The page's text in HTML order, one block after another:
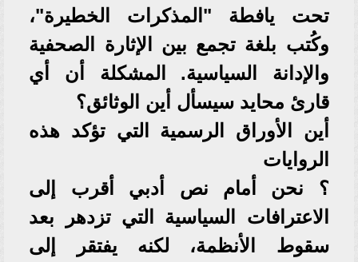
تحت يافطة "المذكرات الخطيرة"،
وكُتب بلغة تجمع بين الإثارة الصحفية
والإدانة السياسية. المشكلة أن أي
قارئ محايد سيسأل أين الوثائق؟
أين الأوراق الرسمية التي تؤكد هذه
الروايات
؟ نحن أمام نص أدبي أقرب إلى
الاعترافات السياسية التي تزدهر بعد
سقوط الأنظمة، لكنه يفتقر إلى